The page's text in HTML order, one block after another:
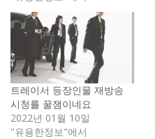
트레이서 등장인물 재방송
시청률 꿀잼이네요
2022년 01월 10일
"유용한정보"에서